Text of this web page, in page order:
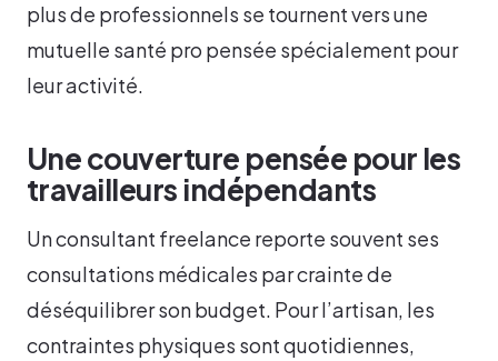
plus de professionnels se tournent vers une
mutuelle santé pro pensée spécialement pour
leur activité.
Une couverture pensée pour les
travailleurs indépendants
Un consultant freelance reporte souvent ses
consultations médicales par crainte de
déséquilibrer son budget. Pour l’artisan, les
contraintes physiques sont quotidiennes,